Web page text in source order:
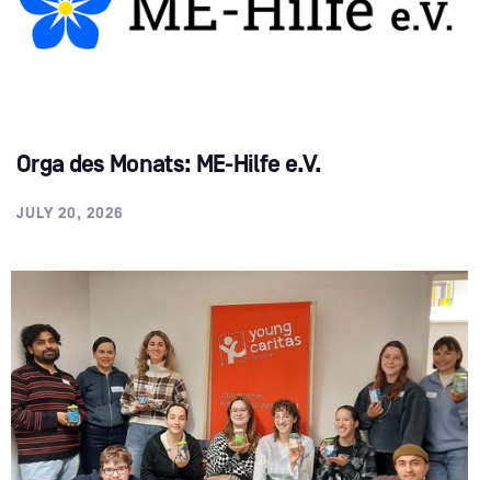
Orga des Monats: ME-Hilfe e.V.
JULY 20, 2026